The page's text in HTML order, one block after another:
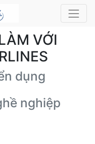
VỚI
dụng
nghiệp